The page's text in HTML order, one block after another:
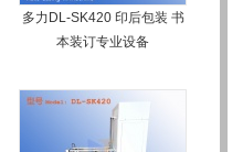
多力DL-SK420 印后包装 书
本装订专业设备